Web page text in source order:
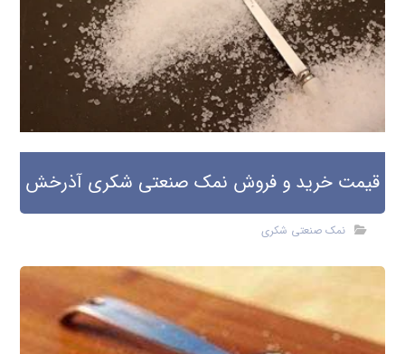
قیمت خرید و فروش نمک صنعتی شکری آذرخش
نمک صنعتی شکری